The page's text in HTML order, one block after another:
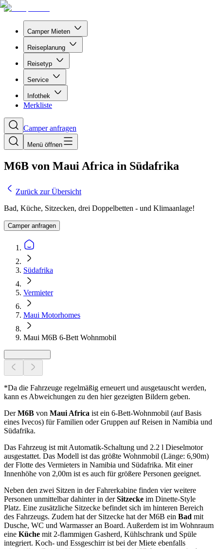
Camper Mieten
Reiseplanung
Reisetyp
Service
Infothek
Merkliste
Camper anfragen
Menü öffnen
M6B von Maui Africa in Südafrika
Zurück zur Übersicht
Bad, Küche, Sitzecken, drei Doppelbetten - und Klimaanlage!
Camper anfragen
Südafrika
Vermieter
Maui Motorhomes
Maui M6B 6-Bett Wohnmobil
*Da die Fahrzeuge regelmäßig erneuert und ausgetauscht werden,
kann es Abweichungen zu den hier gezeigten Bildern geben.
DerM6B von Maui Africa ist ein 6-Bett-Wohnmobil (auf Basis
eines Ivecos) für Familien oder Gruppen auf Reisen in Namibia und
Südafrika.
Das Fahrzeug ist mit Automatik-Schaltung und 2.2 l Dieselmotor
ausgestattet. Das Modell ist das größte Wohnmobil (Länge: 6,90m)
der Flotte des Vermieters in Namibia und Südafrika. Mit einer
Innenhöhe von 2,00m ist es auch für größere Personen geeignet.
Neben den zwei Sitzen in der Fahrerkabine finden vier weitere
Personen unmittelbar dahinter in derSitzecke im Dinette-Style
Platz. Eine zusätzliche Sitzecke befindet sich im hinteren Bereich
des Fahrzeugs. Zudem hat der Sitzecke hat der M6B ein Bad mit
Dusche, WC und Warmasser an Board. Außerdem ist im Wohnraum
eine Küche mit 2-flammigen Gasherd, Kühlschrank und Spüle
integriert. Koch- und Essgeschirr ist bei der Miete ebenfalls